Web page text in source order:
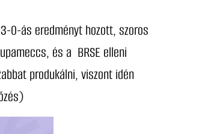
0-ás eredményt hozott, szoros
és a BRSE elleni
produkálni, viszont idén